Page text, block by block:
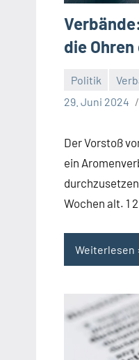
die
Politik
29. Juni 2024
Der Vorstoß
ein
Wochen alt. 1
Weiterlesen